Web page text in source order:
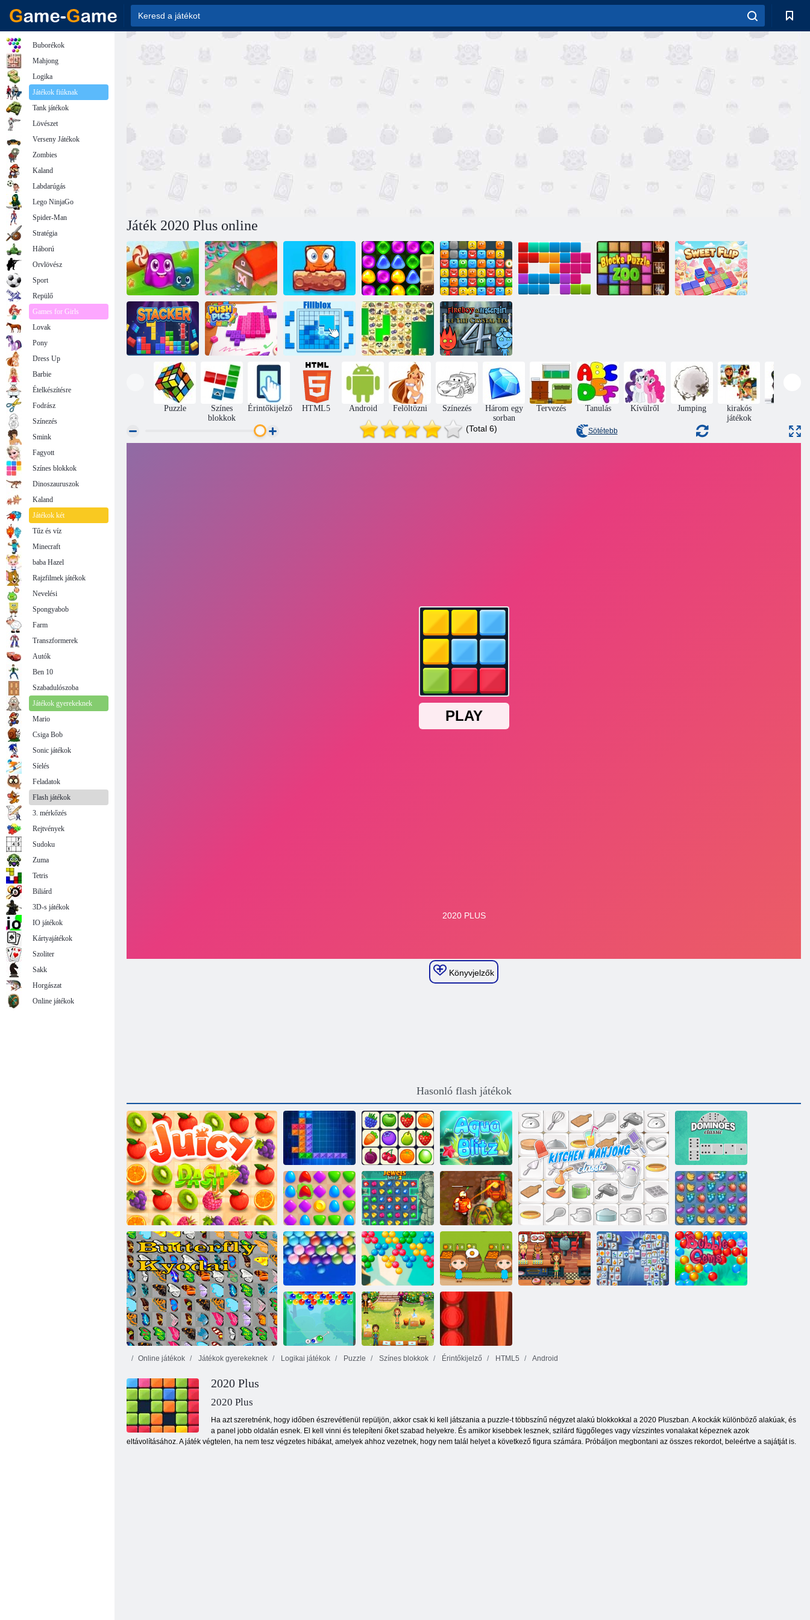
Játék 2020 Plus online
Puding föld 2020! Újratöltött
Vegyes Világ:
Hétvégi
Vissza a
Candyland 4 -
hez: nyalóka kert
Szörny blokkok
Stacker Push Pics Fillblox Kris Mahjong Tűz és Víz 4
Puzzle
Színes
blokkok
Érintőkijelző HTML5 Android Felöltözni Színezés
Három egy
sorban
Tervezés Tanulás Kívülről Jumping
kirakós
játékok
(Total 6) Sötétebb
Könyvjelzők
Hasonló flash játékok
Lédús kötőjel
Thentrix Onet Connect Aqua Blitz
Dominoes
Classic
Mérkőzés Aréna Jewels Blitz 3 Átkozott kincs 2 Fruya összetörés
Végtelen
Bubbles
Bubble Shooter
Végtelen
Narancssárga
Online játékok Játékok gyerekeknek Logikai játékok Puzzle Színes blokkok Érintőkijelző HTML5 Android
2020 Plus
2020 Plus
Ha azt szeretnénk, hogy időben észrevétlenül repüljön, akkor csak ki kell játszania a puzzle-t többszínű négyzet alakú blokkokkal a 2020 Pluszban. A kockák különböző alakúak, és
a panel jobb oldalán esnek. El kell vinni és telepíteni őket szabad helyekre. És amikor kisebbek lesznek, szilárd függőleges vagy vízszintes vonalakat képeznek azok
eltávolításához. A játék végtelen, ha nem tesz végzetes hibákat, amelyek ahhoz vezetnek, hogy nem talál helyet a következő figura számára. Próbáljon megbontani az összes rekordot, beleértve a sajátját is.
Buborékok
Mahjong
Logika
Játékok fiúknak
Tank játékok
Lövészet
Verseny Játékok
Zombies
Kaland
Labdarúgás
Lego NinjaGo
Spider-Man
Stratégia
Háború
Orvlövész
Sport
Repülő
Games for Girls
Lovak
Pony
Dress Up
Barbie
Ételkészítésre
Fodrász
Színezés
Smink
Fagyott
Színes blokkok
Dinoszauruszok
Kaland
Játékok két
Tűz és víz
Minecraft
baba Hazel
Rajzfilmek játékok
Nevelési
Spongyabob
Farm
Transzformerek
Autók
Ben 10
Szabadulószoba
Játékok gyerekeknek
Mario
Csiga Bob
Sonic játékok
Síelés
Feladatok
Flash játékok
3. mérkőzés
Rejtvények
Sudoku
Zuma
Tetris
Biliárd
3D-s játékok
IO játékok
Kártyajátékok
Szoliter
Sakk
Horgászat
Online játékok